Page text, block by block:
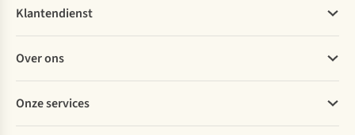
Klantendienst
Bestellen
Betalen
Levering
Retourneren
Over ons
Explore More
Verantwoord ondernemen
Onze services